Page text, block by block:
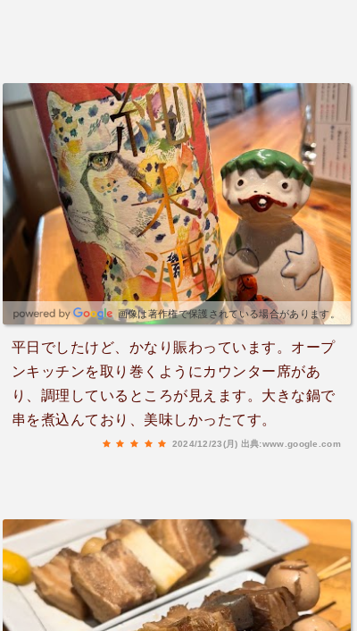
画像は著作権で保護されている場合があります。
平日でしたけど、かなり賑わっています。オープ
ンキッチンを取り巻くようにカウンター席があ
り、調理しているところが見えます。大きな鍋で
串を煮込んており、美味しかったてす。
2024/12/23(月) 出典:www.google.com